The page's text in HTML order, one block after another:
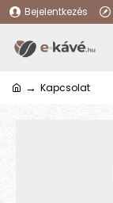
Bejelentkezés
Kapcsolat